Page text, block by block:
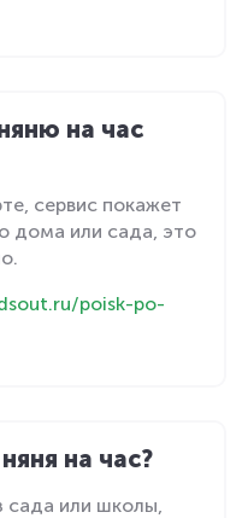
на час
сервис покажет
дома или сада, это
poisk-po-
на час?
сада или школы,